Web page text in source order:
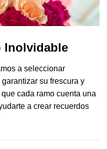
Inolvidable
a seleccionar
su frescura y
cada ramo cuenta una
a crear recuerdos